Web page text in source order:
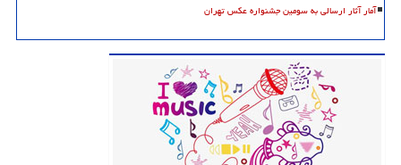
آمار آثار ارسالی به سومین جشنواره عکس تهران